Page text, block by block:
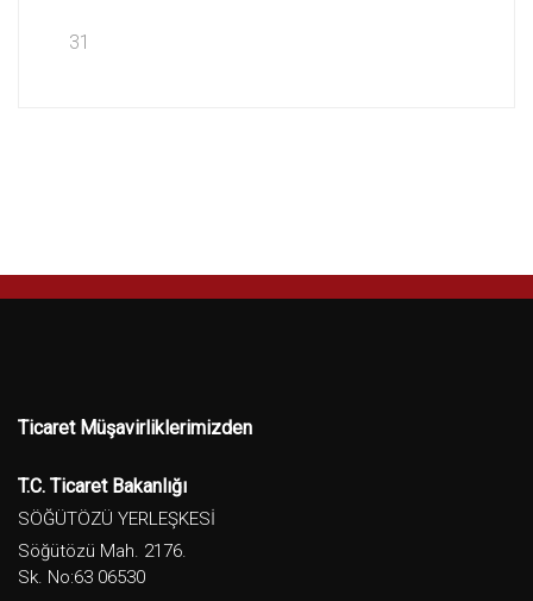
31
Ticaret Müşavirliklerimizden
T.C. Ticaret Bakanlığı
SÖĞÜTÖZÜ YERLEŞKESİ
Söğütözü Mah. 2176.
Sk. No:63 06530